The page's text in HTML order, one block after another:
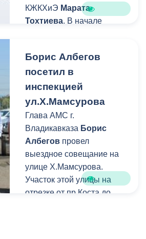
КЖКХиЭ Марата
Тохтиева. В начале
были награждены
руководители нескольких
домоуправлений.
Борис Албегов
посетил в
инспекцией
ул.Х.Мамсурова
Глава АМС г.
Владикавказа Борис
Албегов провел
выездное совещание на
улице Х.Мамсурова.
Участок этой улицы на
отрезке от пр.Коста до